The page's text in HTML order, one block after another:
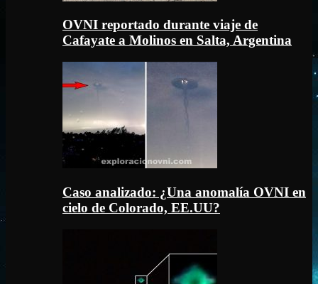
OVNI reportado durante viaje de
Cafayate a Molinos en Salta, Argentina
Caso analizado: ¿Una anomalía OVNI en
cielo de Colorado, EE.UU?